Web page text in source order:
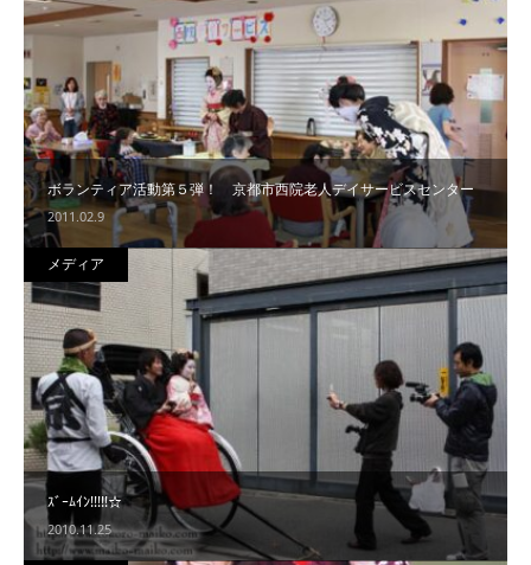
ボランティア活動第５弾！ 京都市西院老人デイサービスセンター
2011.02.9
ｽﾞｰﾑｲﾝ!!!!!☆
2010.11.25
メディア